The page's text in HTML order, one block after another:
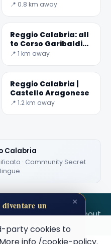
📍 0.8 km away
Reggio Calabria: all
to Corso Garibaldi
for shopping
📍 1 km away
Reggio Calabria |
Castello Aragonese
📍 1.2 km away
Calabria
· Community Secret
TermsPrivacyAbout
✕
Free.
party cookies to
×
un
nel tuo Secret